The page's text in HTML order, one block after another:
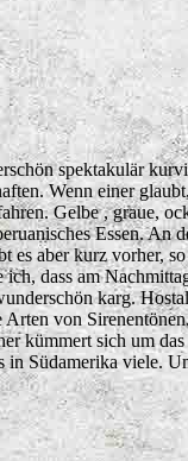
spektakulär
Wenn einer
Gelbe , graue,
Essen.
aber kurz vorher,
dass am
karg.
von
kümmert sich um
Südamerika viele.